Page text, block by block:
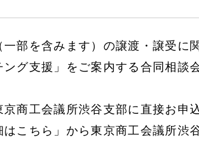
部を含みます）の譲渡・譲受に
グ支援」をご案内する合同相談
商工会議所渋谷支部に直接お申
こちら」から東京商工会議所渋